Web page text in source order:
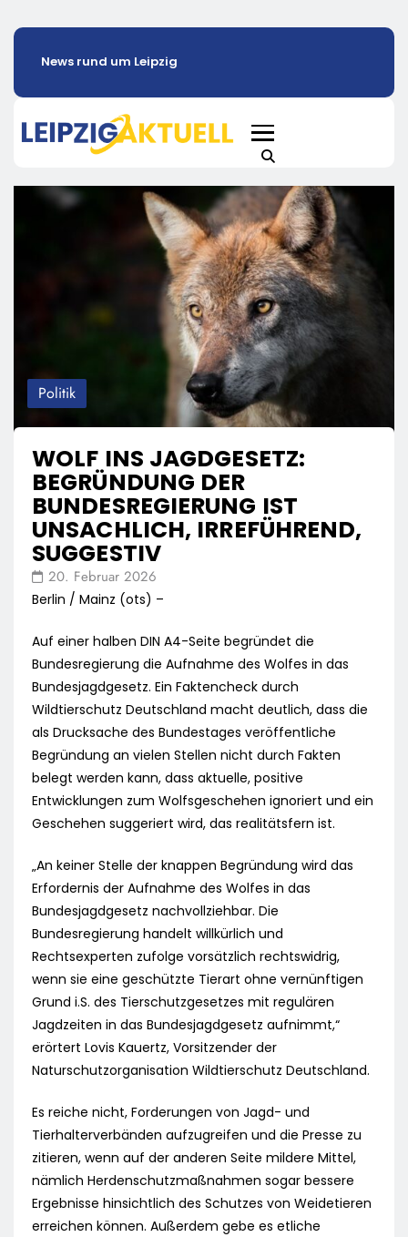
News rund um Leipzig
Politik
WOLF INS JAGDGESETZ:
BEGRÜNDUNG DER
BUNDESREGIERUNG IST
UNSACHLICH, IRREFÜHREND,
SUGGESTIV
20. Februar 2026
Berlin / Mainz (ots) –
Auf einer halben DIN A4-Seite begründet die
Bundesregierung die Aufnahme des Wolfes in das
Bundesjagdgesetz. Ein Faktencheck durch
Wildtierschutz Deutschland macht deutlich, dass die
als Drucksache des Bundestages veröffentliche
Begründung an vielen Stellen nicht durch Fakten
belegt werden kann, dass aktuelle, positive
Entwicklungen zum Wolfsgeschehen ignoriert und ein
Geschehen suggeriert wird, das realitätsfern ist.
„An keiner Stelle der knappen Begründung wird das
Erfordernis der Aufnahme des Wolfes in das
Bundesjagdgesetz nachvollziehbar. Die
Bundesregierung handelt willkürlich und
Rechtsexperten zufolge vorsätzlich rechtswidrig,
wenn sie eine geschützte Tierart ohne vernünftigen
Grund i.S. des Tierschutzgesetzes mit regulären
Jagdzeiten in das Bundesjagdgesetz aufnimmt,“
erörtert Lovis Kauertz, Vorsitzender der
Naturschutzorganisation Wildtierschutz Deutschland.
Es reiche nicht, Forderungen von Jagd- und
Tierhalterverbänden aufzugreifen und die Presse zu
zitieren, wenn auf der anderen Seite mildere Mittel,
nämlich Herdenschutzmaßnahmen sogar bessere
Ergebnisse hinsichtlich des Schutzes von Weidetieren
erreichen können. Außerdem gebe es etliche